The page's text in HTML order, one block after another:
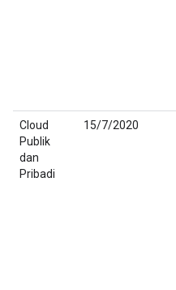
Cloud
Publik
dan
Pribadi
15/7/2020